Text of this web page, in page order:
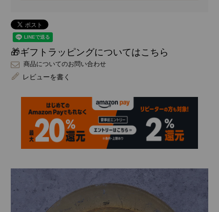
🎁ギフトラッピングについてはこちら
商品についてのお問い合わせ
レビューを書く